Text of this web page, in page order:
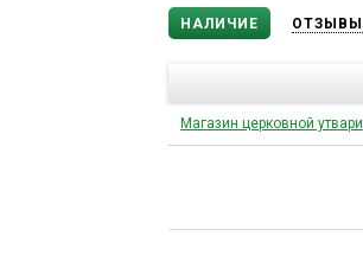
НАЛИЧИЕ ОТЗЫВЫ
Магазин церковной утвари